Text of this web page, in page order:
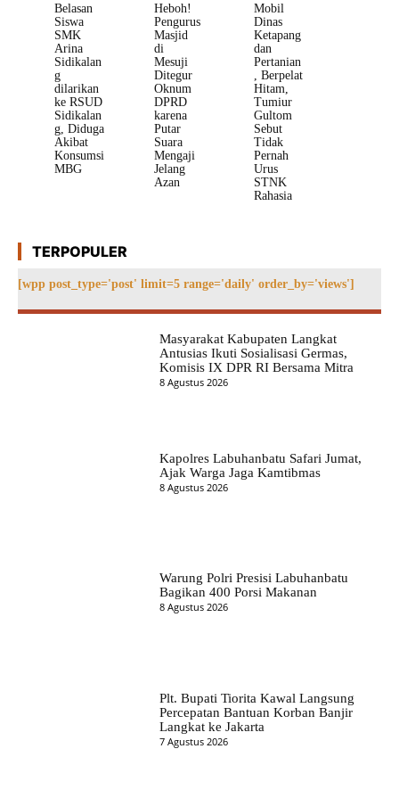
Belasan
Siswa
SMK
Arina
Sidikalan
g
dilarikan
ke RSUD
Sidikalan
g, Diduga
Akibat
Konsumsi
MBG
Heboh!
Pengurus
Masjid
di
Mesuji
Ditegur
Oknum
DPRD
karena
Putar
Suara
Mengaji
Jelang
Azan
Mobil
Dinas
Ketapang
dan
Pertanian
, Berpelat
Hitam,
Tumiur
Gultom
Sebut
Tidak
Pernah
Urus
STNK
Rahasia
TERPOPULER
[wpp post_type='post' limit=5 range='daily' order_by='views']
Masyarakat Kabupaten Langkat
Antusias Ikuti Sosialisasi Germas,
Komisis IX DPR RI Bersama Mitra
8 Agustus 2026
Kapolres Labuhanbatu Safari Jumat,
Ajak Warga Jaga Kamtibmas
8 Agustus 2026
Warung Polri Presisi Labuhanbatu
Bagikan 400 Porsi Makanan
8 Agustus 2026
Plt. Bupati Tiorita Kawal Langsung
Percepatan Bantuan Korban Banjir
Langkat ke Jakarta
7 Agustus 2026